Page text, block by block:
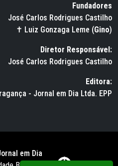
Fundadores
José Carlos Rodrigues Castilho
✝ Luiz Gonzaga Leme (Gino)
Diretor Responsável:
José Carlos Rodrigues Castilho
Editora:
- Jornal em Dia Ltda. EPP
em Dia